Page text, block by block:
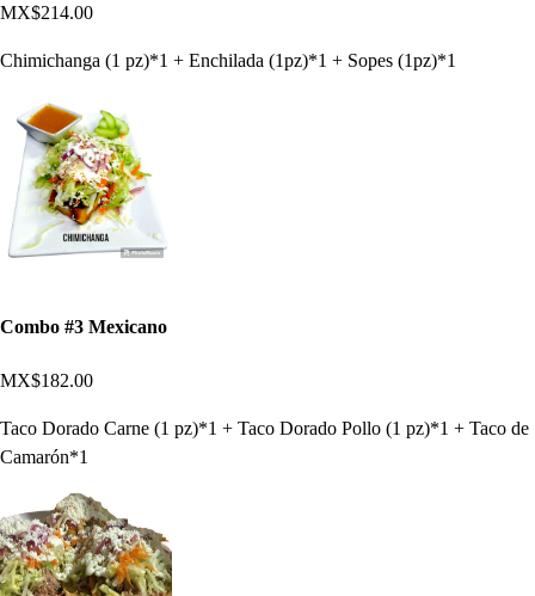
MX$214.00
Chimichanga (1 pz)*1 + Enchilada (1pz)*1 + Sopes (1pz)*1
Combo #3 Mexicano
MX$182.00
Taco Dorado Carne (1 pz)*1 + Taco Dorado Pollo (1 pz)*1 + Taco de
Camarón*1